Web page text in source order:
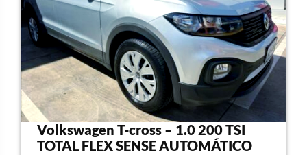
Volkswagen T-cross – 1.0 200 TSI
TOTAL FLEX SENSE AUTOMÁTICO